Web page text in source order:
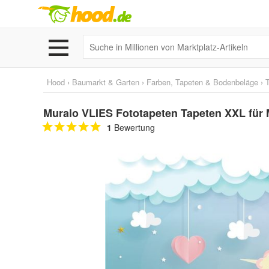
Hood › Baumarkt & Garten › Farben, Tapeten & Bodenbeläge ›
Muralo VLIES Fototapeten Tapeten XXL
1 Bewertung